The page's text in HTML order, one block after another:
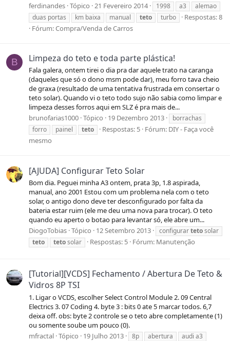
ferdinandes Tópico 21 Fevereiro 2014 1998 a3
alemao
duas portas
km baixa manual teto turbo
Respostas: 8
Fórum:Compra/Venda de Carros
B Limpeza do teto e toda parte plástica!
Fala galera, ontem tirei o dia pra dar aquele trato na caranga
(daqueles que só o dono msm pode dar), meu forro tava cheio
de graxa (resultado de uma tentativa frustrada em consertar o
teto solar). Quando vi o teto todo sujo não sabia como limpar e
limpeza desses forros aqui em SLZ é pra mais de...
brunofarias1000 Tópico 19 Dezembro 2013
borrachas
forro
painel teto Respostas: 5 Fórum: DIY - Faça você
mesmo
[AJUDA] Configurar Teto Solar
Bom dia. Peguei minha A3 ontem, prata 3p, 1.8 aspirada,
manual, ano 2001 Estou com um problema nela com o teto
solar, o antigo dono deve ter desconfigurado por falta da
bateria estar ruim (ele me deu uma nova para trocar). O teto
quando eu aperto o botao para levantar só, ele abre um...
DiogoTobias Tópico 12 Setembro 2013 configurartetosolar
teto
tetosolar Respostas: 5 Fórum: Manutenção
[Tutorial][VCDS] Fechamento / Abertura De Teto &
Vidros 8P TSI
1. Ligar o VCDS, escolher Select Control Module 2. 09 Central
Electrics 3. 07 Coding 4. byte 3 : bits 0 ate 5 marcar todos. 6,7
deixa off. obs: byte 2 controle se o teto abre completamente (1)
ou somente soube um pouco (0).
mfractal Tópico 19 Julho 2013 8p abertura
audi a3